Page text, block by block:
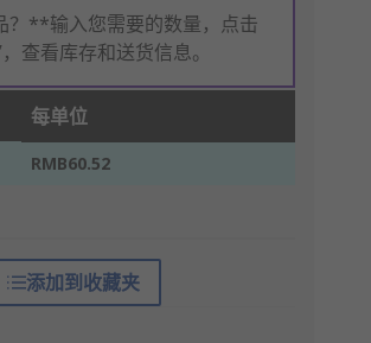
？**输入您需要的数量，点击
查看库存和送货信息。
每单位
RMB60.52
添加到收藏夹